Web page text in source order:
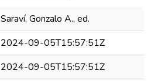
Saraví, Gonzalo A., ed.
2024-09-05T15:57:51Z
2024-09-05T15:57:51Z